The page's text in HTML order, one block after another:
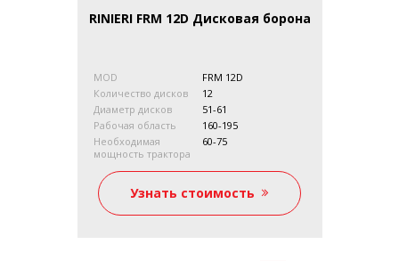
RINIERI FRM 12D Дисковая борона
MOD
FRM 12D
Количество дисков
12
Диаметр дисков
51-61
Рабочая область
160-195
Необходимая
мощность трактора
60-75
kg/ibs
815
Глубина обработки
Узнать стоимость